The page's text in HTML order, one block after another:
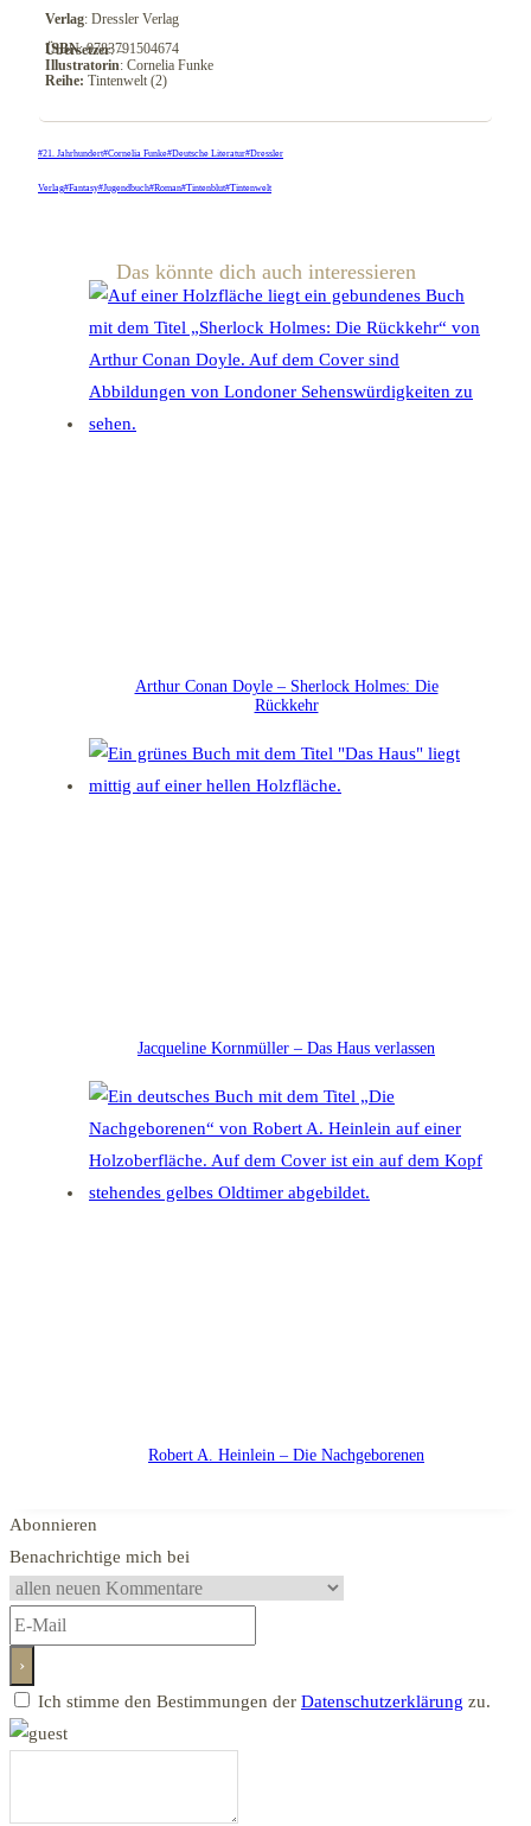
Verlag: Dressler Verlag
ISBN: 9783791504674
Übersetzer: –
Illustratorin: Cornelia Funke
Reihe: Tintenwelt (2)
Schlagworte:
#21. Jahrhundert#Cornelia Funke#Deutsche Literatur#Dressler
Verlag#Fantasy#Jugendbuch#Roman#Tintenblut#Tintenwelt
Das könnte dich auch interessieren
Arthur Conan Doyle – Sherlock Holmes: Die
Rückkehr
Jacqueline Kornmüller – Das Haus verlassen
Robert A. Heinlein – Die Nachgeborenen
Abonnieren
Benachrichtige mich bei
Ich stimme den Bestimmungen der Datenschutzerklärung zu.